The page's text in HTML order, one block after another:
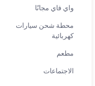
واي فاي مجانًا
محطة شحن سيارات
كهربائية
مطعم
الاجتماعات